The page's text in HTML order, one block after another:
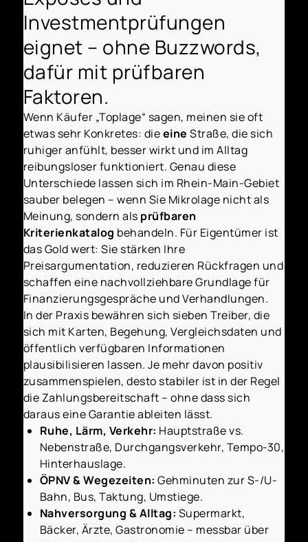
Investmentprüfungen
eignet – ohne Buzzwords,
dafür mit prüfbaren
Faktoren.
Wenn Käufer „Toplage“ sagen, meinen sie oft
etwas sehr Konkretes: dieeine Straße, die sich
ruhiger anfühlt, besser wirkt und im Alltag
reibungsloser funktioniert. Genau diese
Unterschiede lassen sich im Rhein-Main-Gebiet
sauber belegen – wenn Sie Mikrolage nicht als
Meinung, sondern als prüfbaren
Kriterienkatalog behandeln. Für Eigentümer ist
das Gold wert: Sie stärken Ihre
Preisargumentation, reduzieren Rückfragen und
schaffen eine nachvollziehbare Grundlage für
Finanzierungsgespräche und Verhandlungen.
In der Praxis bewähren sich sieben Treiber, die
sich mit Karten, Begehung, Vergleichsdaten und
öffentlich verfügbaren Informationen
plausibilisieren lassen. Je mehr davon positiv
zusammenspielen, desto stabiler ist in der Regel
die Zahlungsbereitschaft – ohne dass sich
daraus eine Garantie ableiten lässt.
Ruhe, Lärm, Verkehr: Hauptstraße vs.
Nebenstraße, Durchgangsverkehr, Tempo-30,
Hinterhauslage.
ÖPNV & Wegezeiten: Gehminuten zur S-/U-
Bahn, Bus, Taktung, Umstiege.
Nahversorgung & Alltag: Supermarkt,
Bäcker, Ärzte, Gastronomie – messbar über